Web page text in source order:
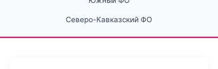
Северо-Кавказский ФО